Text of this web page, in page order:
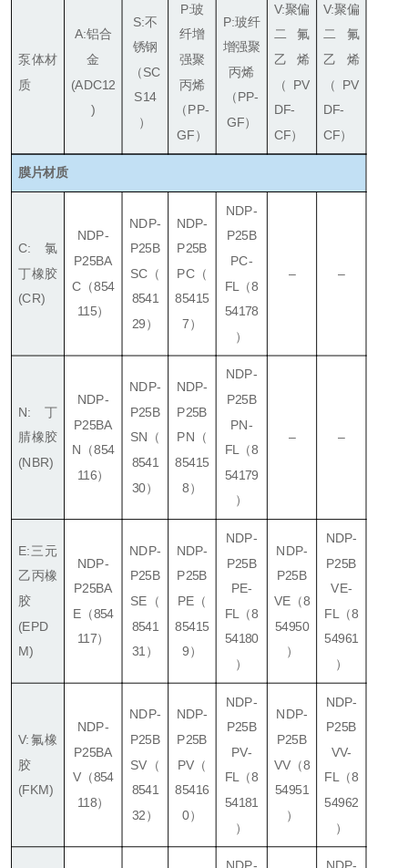
泵体材
质
A:铝合
金
(ADC12
)
S:不
锈钢
（SC
S14
）
P:玻
纤增
强聚
丙烯
（PP-
GF）
P:玻纤
增强聚
丙烯
（PP-
GF）
V:聚偏
二氟
乙烯
（PV
DF-
CF）
V:聚偏
二氟
乙烯
（PV
DF-
CF）
膜片材质
C: 氯
丁橡胶
(CR)
NDP-
P25BA
C （854
115）
NDP-
P25B
SC （
8541
29）
NDP-
P25B
PC（
85415
7）
NDP-
P25B
PC-
FL（8
54178
）
– –
N: 丁
腈橡胶
(NBR)
NDP-
P25BA
N （854
116）
NDP-
P25B
SN （
8541
30）
NDP-
P25B
PN （
85415
8）
NDP-
P25B
PN-
FL（8
54179
）
– –
E:三元
乙丙橡
胶
(EPD
M)
NDP-
P25BA
E（854
117）
NDP-
P25B
SE （
8541
31）
NDP-
P25B
PE （
85415
9）
NDP-
P25B
PE-
FL（8
54180
）
NDP-
P25B
VE （8
54950
）
NDP-
P25B
VE-
FL（8
54961
）
V:氟橡
胶
(FKM)
NDP-
P25BA
V（854
118）
NDP-
P25B
SV （
8541
32）
NDP-
P25B
PV （
85416
0）
NDP-
P25B
PV-
FL（8
54181
）
NDP-
P25B
VV （8
54951
）
NDP-
P25B
VV-
FL（8
54962
）
NDP-
NDP-